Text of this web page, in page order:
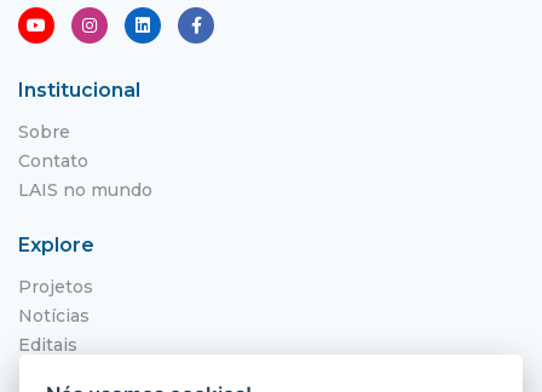
Institucional
Sobre
Contato
LAIS no mundo
Explore
Projetos
Notícias
Editais